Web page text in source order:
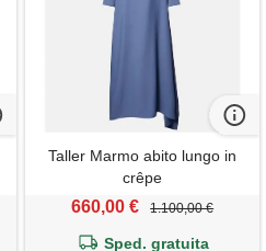
Taller Marmo abito lungo in
crêpe
660,00 € 1.100,00 €
Sped. gratuita